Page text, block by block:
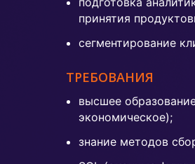
принятия
сегментирование
ТРЕБОВАНИЯ
высшее
экономическое);
знание методов